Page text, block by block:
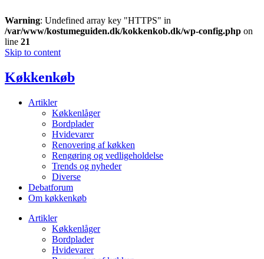
Warning: Undefined array key "HTTPS" in
/var/www/kostumeguiden.dk/kokkenkob.dk/wp-config.php on
line 21
Skip to content
Køkkenkøb
Artikler
Køkkenlåger
Bordplader
Hvidevarer
Renovering af køkken
Rengøring og vedligeholdelse
Trends og nyheder
Diverse
Debatforum
Om køkkenkøb
Artikler
Køkkenlåger
Bordplader
Hvidevarer